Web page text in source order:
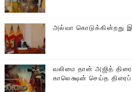
அல்வா கொடுக்கின்றது
வலிமை தான் அஜித்
காலெக்ஷன் செய்த